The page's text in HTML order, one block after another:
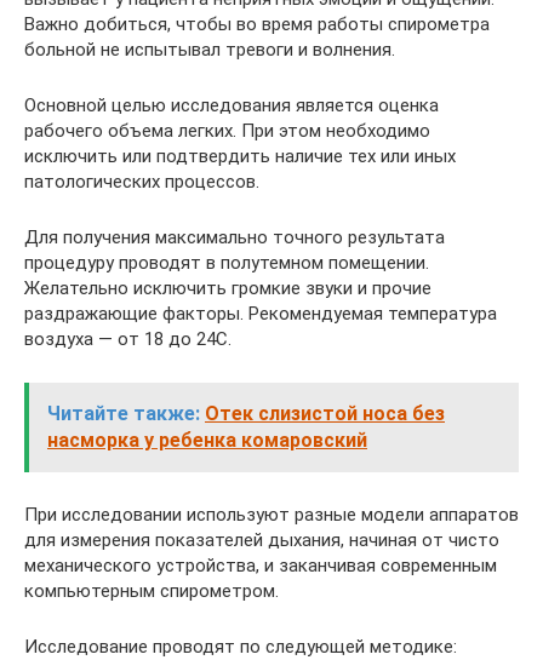
Важно добиться, чтобы во время работы спирометра
больной не испытывал тревоги и волнения.
Основной целью исследования является оценка
рабочего объема легких. При этом необходимо
исключить или подтвердить наличие тех или иных
патологических процессов.
Для получения максимально точного результата
процедуру проводят в полутемном помещении.
Желательно исключить громкие звуки и прочие
раздражающие факторы. Рекомендуемая температура
воздуха — от 18 до 24С.
Читайте также: Отек слизистой носа без
насморка у ребенка комаровский
При исследовании используют разные модели аппаратов
для измерения показателей дыхания, начиная от чисто
механического устройства, и заканчивая современным
компьютерным спирометром.
Исследование проводят по следующей методике: